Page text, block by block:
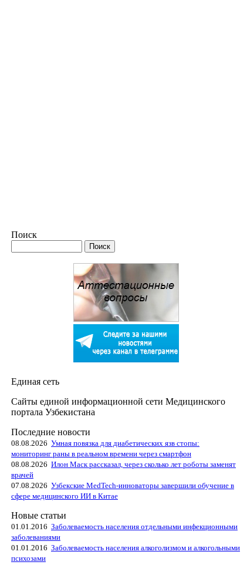
Поиск
Единая сеть
Сайты единой информационной сети Медицинского
портала Узбекистана
Последние новости
08.08.2026 Умная повязка для диабетических язв стопы:
мониторинг раны в реальном времени через смартфон
08.08.2026 Илон Маск рассказал, через сколько лет роботы заменят
врачей
07.08.2026 Узбекские MedTech-инноваторы завершили обучение в
сфере медицинского ИИ в Китае
Новые статьи
01.01.2016 Заболеваемость населения отдельными инфекционными
заболеваниями
01.01.2016 Заболеваемость населения алкоголизмом и алкогольными
психозами